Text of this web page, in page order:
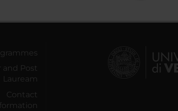
and Post
Lauream
Contact